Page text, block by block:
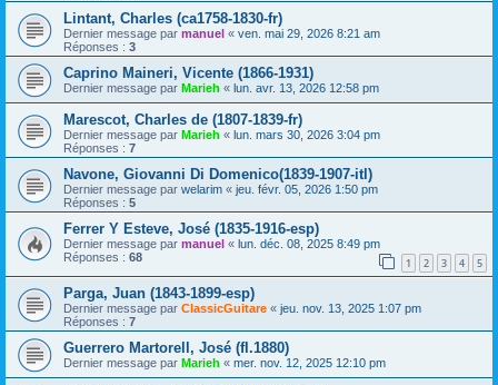
Lintant, Charles (ca1758-1830-fr)
Dernier message par manuel « ven. mai 29, 2026 8:21 am
Réponses : 3
Caprino Maineri, Vicente (1866-1931)
Dernier message par Marieh « lun. avr. 13, 2026 12:58 pm
Marescot, Charles de (1807-1839-fr)
Dernier message par Marieh « lun. mars 30, 2026 3:04 pm
Réponses : 7
Navone, Giovanni Di Domenico(1839-1907-itl)
Dernier message par welarim « jeu. févr. 05, 2026 1:50 pm
Réponses : 5
Ferrer Y Esteve, José (1835-1916-esp)
Dernier message par manuel « lun. déc. 08, 2025 8:49 pm
Réponses : 68 1 2 3 4 5
Parga, Juan (1843-1899-esp)
Dernier message par ClassicGuitare « jeu. nov. 13, 2025 1:07 pm
Réponses : 7
Guerrero Martorell, José (fl.1880)
Dernier message par Marieh « mer. nov. 12, 2025 12:10 pm